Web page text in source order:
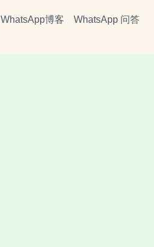
WhatsApp博客 WhatsApp 问答